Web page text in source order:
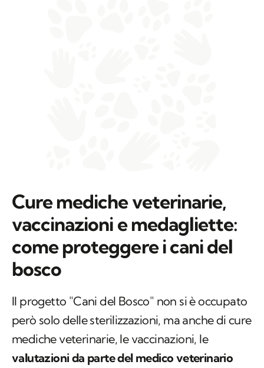
Cure mediche veterinarie,
vaccinazioni e medagliette:
come proteggere i cani del
bosco
Il progetto "Cani del Bosco" non si è occupato
però solo delle sterilizzazioni, ma anche di cure
mediche veterinarie, le vaccinazioni, le
valutazioni da parte del medico veterinario